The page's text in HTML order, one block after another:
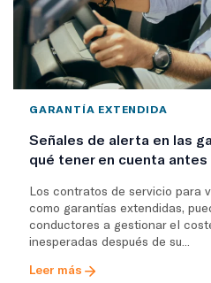
GARANTÍA EXTENDIDA
Señales de alerta en las
qué tener en cuenta antes
Los contratos de servicio para
como garantías extendidas,
conductores a gestionar el
inesperadas después de su...
Leer más